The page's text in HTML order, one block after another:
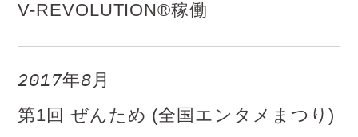
V-REVOLUTION®稼働
2017年8月
第1回 ぜんため (全国エンタメまつり)